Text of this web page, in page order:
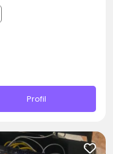
Profil